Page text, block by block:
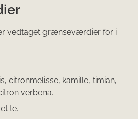
vedtaget grænseværdier for i
citronmelisse, kamille, timian,
verbena.
te.